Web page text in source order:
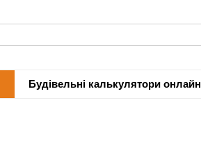
Будівельні калькулятори онлайн